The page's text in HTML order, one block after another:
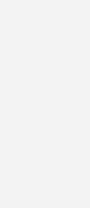
aus der Luft (F7).